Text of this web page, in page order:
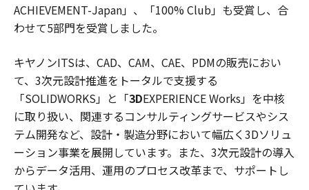
ACHIEVEMENT-Japan」、「100% Club」も受賞し、合
わせて5部門を受賞しました。
キヤノンITSは、CAD、CAM、CAE、PDMの販売におい
て、3次元設計推進をトータルで支援する
「SOLIDWORKS」と「3DEXPERIENCE Works」を中核
に取り扱い、関連するコンサルティングサービスやシス
テム開発など、設計・製造分野において幅広く3Dソリュ
ーション事業を展開しています。また、3次元設計の導入
からデータ活用、運用のプロセス改革まで、サポートし